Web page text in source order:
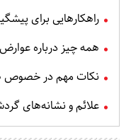
راهکارهایی برای
همه چیز درباره
نکات مهم در خصوص
علائم و نشانه‌های